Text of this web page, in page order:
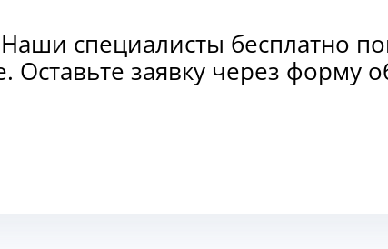
Наши специалисты бесплатно
Оставьте заявку через